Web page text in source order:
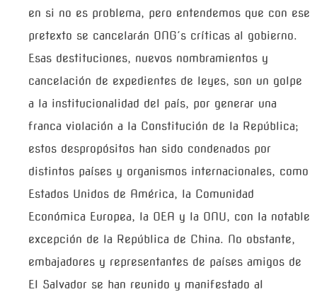
en si no es problema, pero entendemos que con ese
pretexto se cancelarán ONG´s críticas al gobierno.
Esas destituciones, nuevos nombramientos y
cancelación de expedientes de leyes, son un golpe
a la institucionalidad del país, por generar una
franca violación a la Constitución de la República;
estos despropósitos han sido condenados por
distintos países y organismos internacionales, como
Estados Unidos de América, la Comunidad
Económica Europea, la OEA y la ONU, con la notable
excepción de la República de China. No obstante,
embajadores y representantes de países amigos de
El Salvador se han reunido y manifestado al